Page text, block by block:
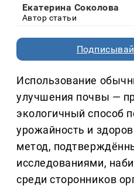
Екатерина Соколова
Автор статьи
Использование
улучшения почвы —
экологичный способ
урожайность и
метод,
исследованиями,
среди сторонников